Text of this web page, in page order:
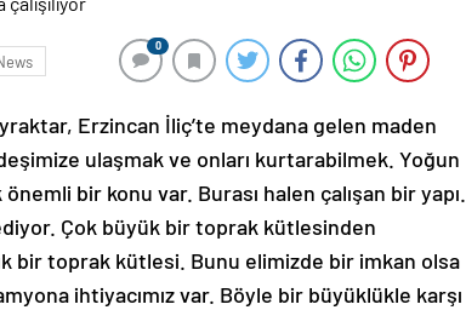
0
Erzincan İliç’te meydana gelen maden
ulaşmak ve onları kurtarabilmek. Yoğun
bir konu var. Burası halen çalışan bir yapı.
Çok büyük bir toprak kütlesinden
bir toprak kütlesi. Bunu elimizde bir imkan olsa
ihtiyacımız var. Böyle bir büyüklükle karşı